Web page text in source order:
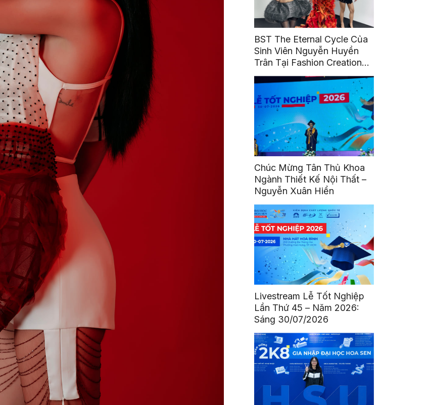
BST The Eternal Cycle Của
Sinh Viên Nguyễn Huyền
Trân Tại Fashion Creation
2026
Chúc Mừng Tân Thủ Khoa
Ngành Thiết Kế Nội Thất –
Nguyễn Xuân Hiển
Livestream Lễ Tốt Nghiệp
Lần Thứ 45 – Năm 2026:
Sáng 30/07/2026